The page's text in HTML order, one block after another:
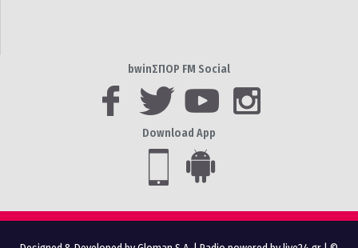
bwinΣΠΟΡ FM Social
Download App